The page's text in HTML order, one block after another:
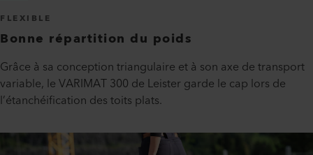
FLEXIBLE
Bonne répartition du poids
Grâce à sa conception triangulaire et à son axe de transport
variable, le VARIMAT 300 de Leister garde le cap lors de
l’étanchéification des toits plats.